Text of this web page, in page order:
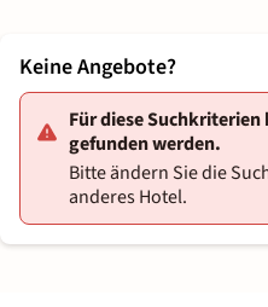
Keine Angebote?
Für diese
gefunden werden.
Bitte ändern Sie die
anderes Hotel.